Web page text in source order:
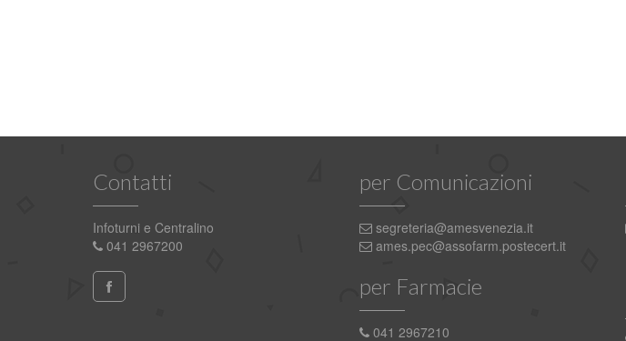
Contatti
Infoturni e Centralino
041 2967200
per Comunicazioni
segreteria@amesvenezia.it
ames.pec@assofarm.postecert.it
per Farmacie
041 2967210